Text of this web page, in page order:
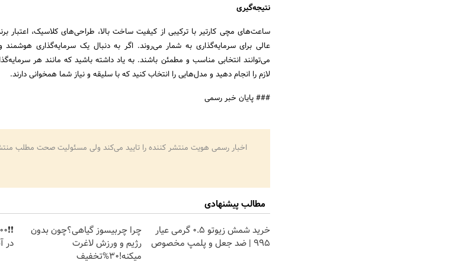
نتیجه‌گیری
ساعت‌های مچی کارتیر با ترکیبی از کیفیت ساخت بالا، طراحی‌های کلاسیک، اعتبار برند
عالی برای سرمایه‌گذاری به شمار می‌روند. اگر به دنبال یک سرمایه‌گذاری هوشمند
می‌توانند انتخابی مناسب و مطمئن باشند. به یاد داشته باشید که مانند هر
لازم را انجام دهید و مدل‌هایی را انتخاب کنید که با سلیقه و نیاز شما همخوانی دارند.
### پایان خبر رسمی
اخبار رسمی هویت منتشر کننده را تایید می‌کند ولی مسئولیت صحت مطلب
مطالب پیشنهادی
خرید شمش زیوتو ۰.۵ گرمی عیار
۹۹۵ | ضد جعل و پلمپ مخصوص
چرا چربیسوز گیاهی؟چون بدون
رژیم و ورزش لاغرت
میکنه!30%تخفیف
در